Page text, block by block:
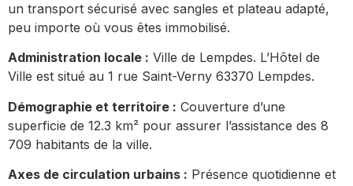
un transport sécurisé avec sangles et plateau adapté,
peu importe où vous êtes immobilisé.
Administration locale : Ville de Lempdes. L’Hôtel de
Ville est situé au 1 rue Saint-Verny 63370 Lempdes.
Démographie et territoire : Couverture d’une
superficie de 12.3 km² pour assurer l’assistance des 8
709 habitants de la ville.
Axes de circulation urbains : Présence quotidienne et